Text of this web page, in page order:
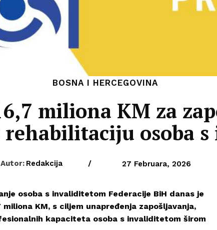
BOSNA I HERCEGOVINA
miliona KM za
osoba
Autor: Redakcija / 27 Februara, 2026
osoba s invaliditetom Federacije BiH danas je
KM, s ciljem unapređenja zapošljavanja,
kapaciteta osoba s invaliditetom širom